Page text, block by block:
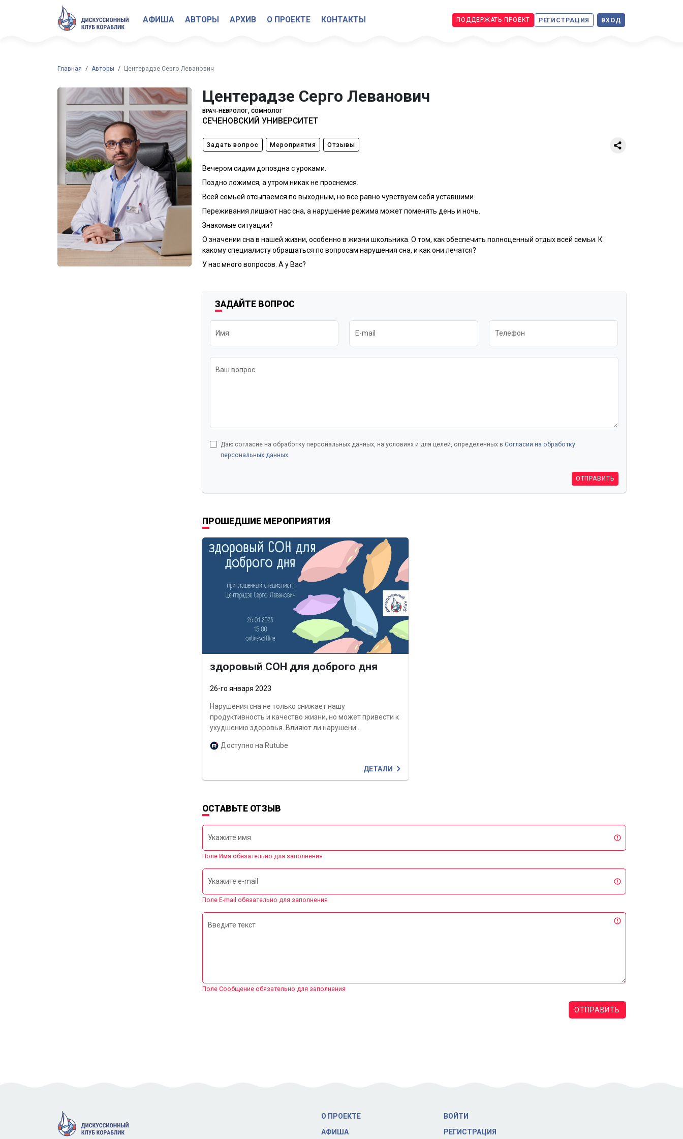
АФИША АВТОРЫ АРХИВ О ПРОЕКТЕ КОНТАКТЫ ПОДДЕРЖАТЬ ПРОЕКТ РЕГИСТРАЦИЯ ВХОД
Главная Авторы Центерадзе Серго Леванович
Центерадзе Серго Леванович
ВРАЧ-НЕВРОЛОГ, СОМНОЛОГ
СЕЧЕНОВСКИЙ УНИВЕРСИТЕТ
Задать вопрос Мероприятия Отзывы
Вечером сидим допоздна с уроками.
Поздно ложимся, а утром никак не проснемся.
Всей семьей отсыпаемся по выходным, но все равно чувствуем себя уставшими.
Переживания лишают нас сна, а нарушение режима может поменять день и ночь.
Знакомые ситуации?
О значении сна в нашей жизни, особенно в жизни школьника. О том, как обеспечить полноценный отдых всей семьи. К
какому специалисту обращаться по вопросам нарушения сна, и как они лечатся?
У нас много вопросов. А у Вас?
ЗАДАЙТЕ ВОПРОС
Имя E-mail Телефон
Ваш вопрос
Даю согласие на обработку персональных данных, на условиях и для целей, определенных в Согласии на обработку
персональных данных
ОТПРАВИТЬ
ПРОШЕДШИЕ МЕРОПРИЯТИЯ
здоровый СОН для доброго дня
26-го января 2023
Нарушения сна не только снижает нашу
продуктивность и качество жизни, но может привести к
ухудшению здоровья. Влияют ли нарушени...
Доступно на Rutube
ДЕТАЛИ
ОСТАВЬТЕ ОТЗЫВ
Укажите имя
Поле Имя обязательно для заполнения
Укажите e-mail
Поле E-mail обязательно для заполнения
Введите текст
Поле Сообщение обязательно для заполнения
ОТПРАВИТЬ
О ПРОЕКТЕ
АФИША
ВОЙТИ
РЕГИСТРАЦИЯ